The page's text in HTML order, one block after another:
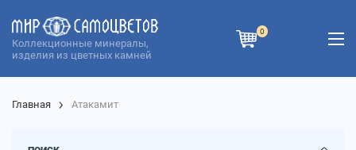
Коллекционные минералы,
изделия из цветных камней
0
Главная Атакамит